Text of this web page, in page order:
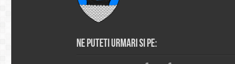
Ne puteti urmari si pe: